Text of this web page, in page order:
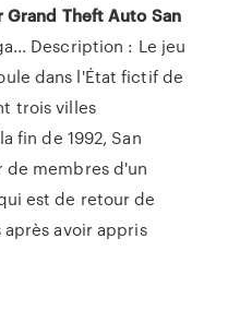
Grand TheftAuto San
Description : Le jeu
dans l'État fictif de
trois villes
fin de 1992, San
de membres d'un
est de retour de
avoir appris